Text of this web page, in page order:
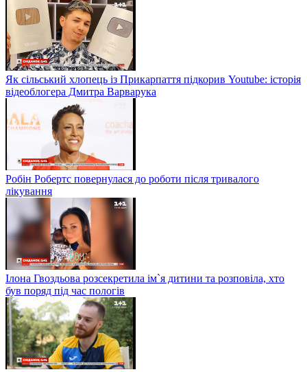
Як сільський хлопець із Прикарпаття підкорив Youtube: історія
відеоблогера Дмитра Варварука
Робін Робертс повернулася до роботи після тривалого
лікування
Ілона Гвоздьова розсекретила ім`я дитини та розповіла, хто
був поряд під час пологів